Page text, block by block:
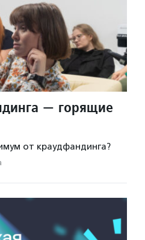
— горящие
от краудфандинга?